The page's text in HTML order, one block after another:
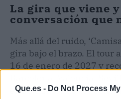
Que.es - Do Not Process
La gira que viene
conversación que
Más allá del ruido,
gira bajo el brazo. El tour
16 de enero de 2027 y
Barcelona, Valencia,
entre otras. Puedes